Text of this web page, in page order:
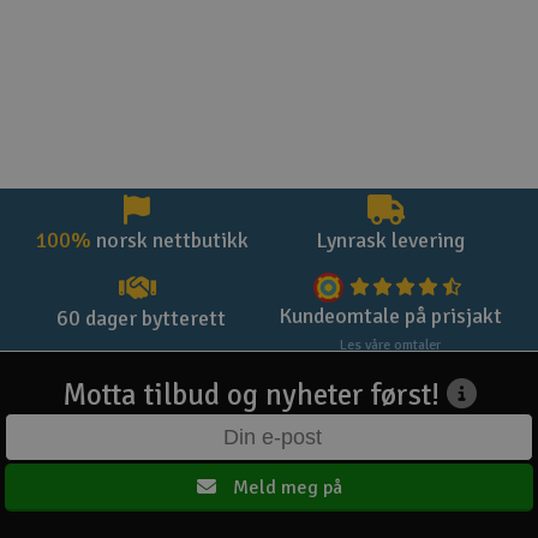
100% norsk nettbutikk Lynrask levering
60 dager bytterett Kundeomtale på prisjakt
Les våre omtaler
Motta tilbud og nyheter først!
Meld meg på